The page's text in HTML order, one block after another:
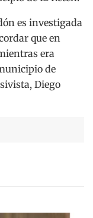
es investigada
que en
era
de
Diego